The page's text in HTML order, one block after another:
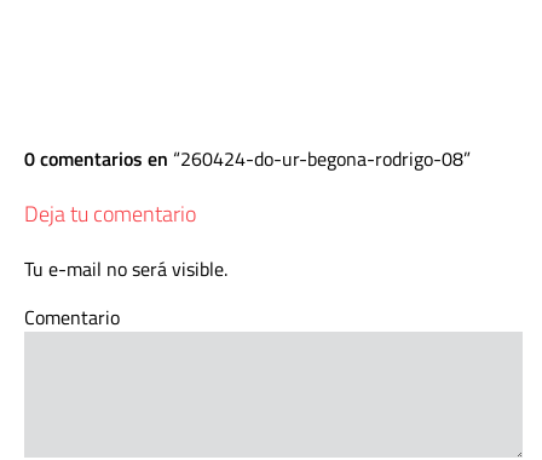
0 comentarios en 260424-do-ur-begona-rodrigo-08
Deja tu comentario
Tu e-mail no será visible.
Comentario